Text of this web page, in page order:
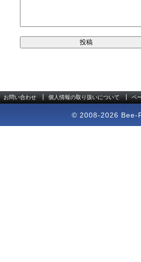
お問い合わせ 個人情報の取り扱いについて ペ
© 2008-2026 Bee-